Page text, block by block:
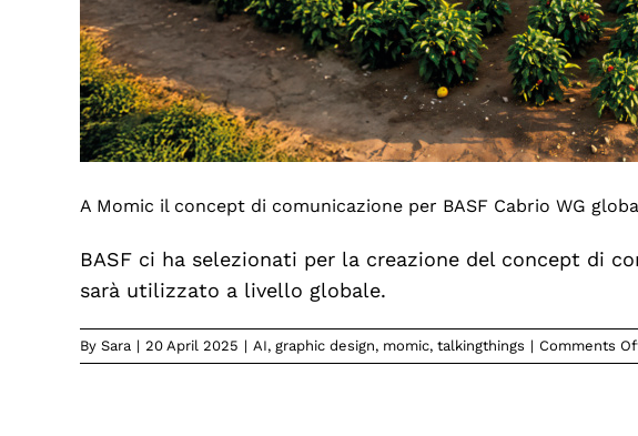
A Momic il concept di comunicazione per BASF Cabrio WG
BASF ci ha selezionati per la creazione del concept di
sarà utilizzato a livello globale.
By Sara | 20 April 2025 | AI, graphic design, momic, talkingthings | Comments